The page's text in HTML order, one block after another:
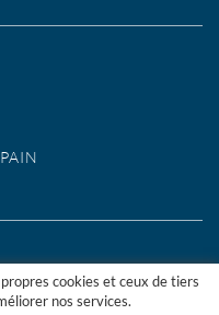
cookies et ceux de tiers
nos services.